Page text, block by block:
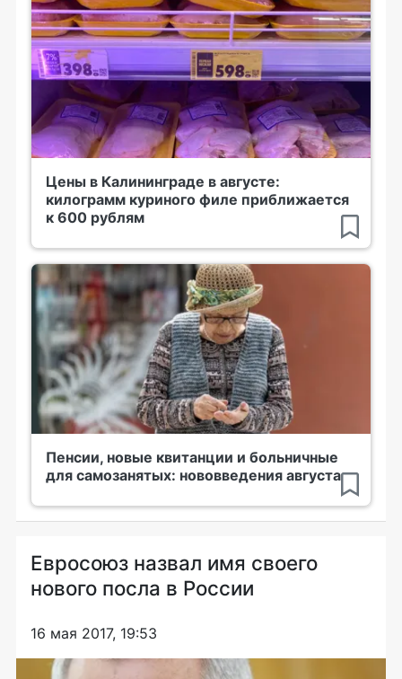
Цены в Калининграде в августе:
килограмм куриного филе приближается
к 600 рублям
Пенсии, новые квитанции и больничные
для самозанятых: нововведения августа
Евросоюз назвал имя своего
нового посла в России
16 мая 2017, 19:53